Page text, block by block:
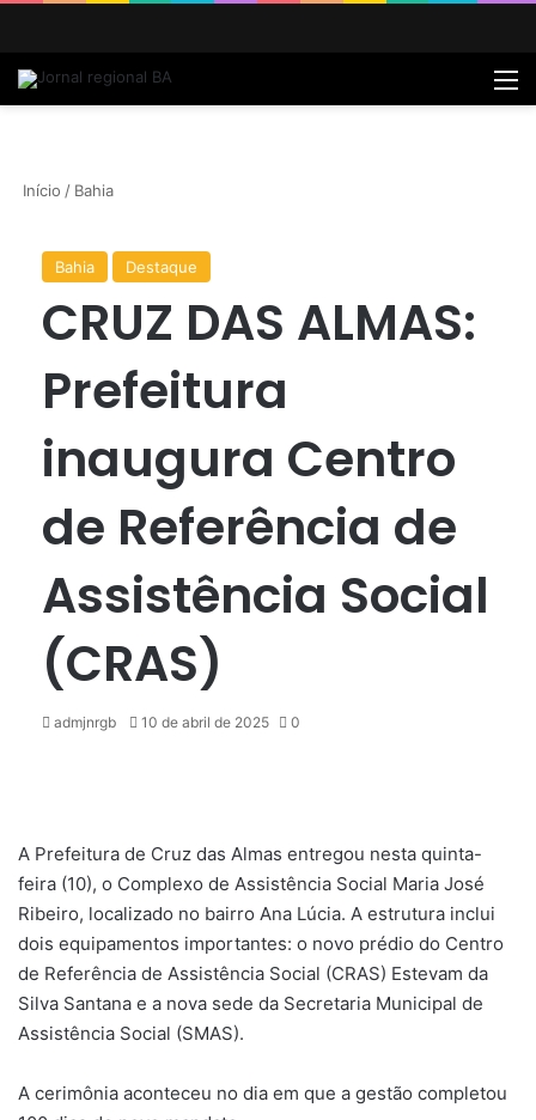
Início / Bahia
Bahia Destaque
CRUZ DAS ALMAS:
Prefeitura
inaugura Centro
de Referência de
Assistência Social
(CRAS)
admjnrgb
Mande
10 de abril de 2025 0
A Prefeitura de Cruz das Almas entregou nesta quinta-
feira (10), o Complexo de Assistência Social Maria José
Ribeiro, localizado no bairro Ana Lúcia. A estrutura inclui
dois equipamentos importantes: o novo prédio do Centro
de Referência de Assistência Social (CRAS) Estevam da
Silva Santana e a nova sede da Secretaria Municipal de
Assistência Social (SMAS).
A cerimônia aconteceu no dia em que a gestão completou